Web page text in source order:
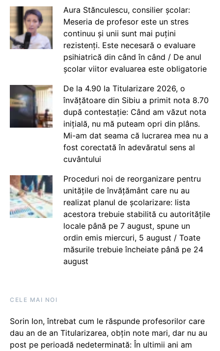
Aura Stănculescu, consilier școlar:
Meseria de profesor este un stres
continuu și unii sunt mai puțini
rezistenți. Este necesară o evaluare
psihiatrică din când în când / De anul
școlar viitor evaluarea este obligatorie
De la 4.90 la Titularizare 2026, o
învățătoare din Sibiu a primit nota 8.70
după contestație: Când am văzut nota
inițială, nu mă puteam opri din plâns.
Mi-am dat seama că lucrarea mea nu a
fost corectată în adevăratul sens al
cuvântului
Proceduri noi de reorganizare pentru
unitățile de învățământ care nu au
realizat planul de școlarizare: lista
acestora trebuie stabilită cu autoritățile
locale până pe 7 august, spune un
ordin emis miercuri, 5 august / Toate
măsurile trebuie încheiate până pe 24
august
CELE MAI NOI
Sorin Ion, întrebat cum le răspunde profesorilor care
dau an de an Titularizarea, obțin note mari, dar nu au
post pe perioadă nedeterminată: În ultimii ani am